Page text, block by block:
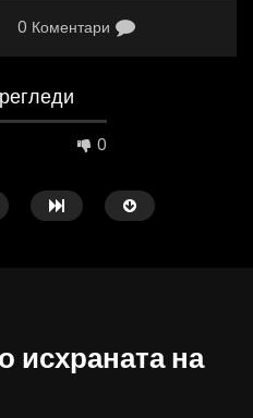
0 Коментари
0
исхраната на